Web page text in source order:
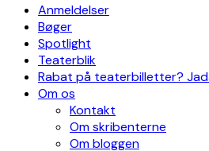
Anmeldelser
Bøger
Spotlight
Teaterblik
Rabat på teaterbilletter?
Om os
Kontakt
Om skribenterne
Om bloggen